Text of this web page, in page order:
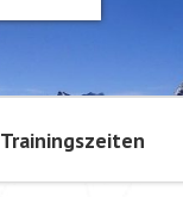
Trainingszeiten